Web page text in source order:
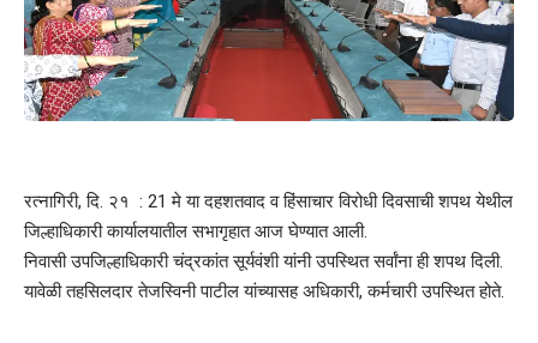
रत्नागिरी, दि. २१ : 21 मे या दहशतवाद व हिंसाचार विरोधी दिवसाची शपथ येथील
जिल्हाधिकारी कार्यालयातील सभागृहात आज घेण्यात आली.
निवासी उपजिल्हाधिकारी चंद्रकांत सूर्यवंशी यांनी उपस्थित सर्वांना ही शपथ दिली.
यावेळी तहसिलदार तेजस्विनी पाटील यांच्यासह अधिकारी, कर्मचारी उपस्थित होते.